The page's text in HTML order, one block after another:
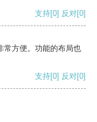
支持[0] 反对[0]
常方便。功能的布局也
支持[0] 反对[0]